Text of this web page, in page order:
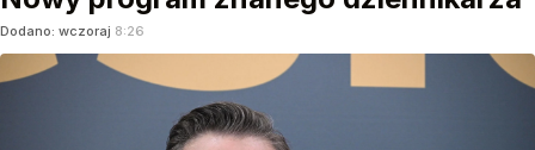
Dodano: wczoraj 8:26